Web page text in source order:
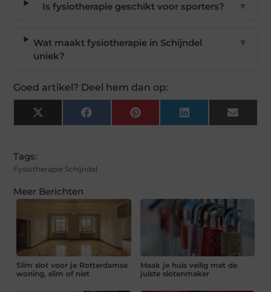
Is fysiotherapie geschikt voor sporters? ▼
Wat maakt fysiotherapie in Schijndel
uniek?
▼
Goed artikel? Deel hem dan op:
X
(Twitter)
FacebookPinterest LinkedIn Email
Tags:
Fysiotherapie Schijndel
Meer Berichten
Slim slot voor je Rotterdamse
woning, slim of niet
Maak je huis veilig met de
juiste slotenmaker